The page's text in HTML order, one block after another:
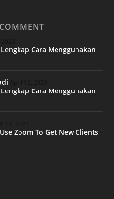
Cara Menggunakan
Cara Menggunakan
Zoom To Get New Clients